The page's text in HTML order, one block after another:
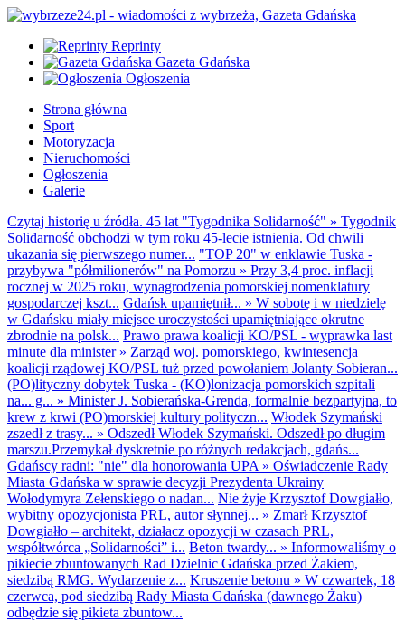
Reprinty
Gazeta Gdańska
Ogłoszenia
Strona główna
Sport
Motoryzacja
Nieruchomości
Ogłoszenia
Galerie
Czytaj historię u źródła. 45 lat "Tygodnika Solidarność" » Tygodnik
Solidarność obchodzi w tym roku 45-lecie istnienia. Od chwili
ukazania się pierwszego numer... "TOP 20" w enklawie Tuska -
przybywa "półmilionerów" na Pomorzu » Przy 3,4 proc. inflacji
rocznej w 2025 roku, wynagrodzenia pomorskiej nomenklatury
gospodarczej kszt... Gdańsk upamiętnił... » W sobotę i w niedzielę
w Gdańsku miały miejsce uroczystości upamiętniające okrutne
zbrodnie na polsk... Prawo prawa koalicji KO/PSL - wyprawka last
minute dla minister» Zarząd woj. pomorskiego, kwintesencja
koalicji rządowej KO/PSL tuż przed powołaniem Jolanty Sobieran...
(PO)lityczny dobytek Tuska - (KO)lonizacja pomorskich szpitali
na... g... » Minister J. Sobierańska-Grenda, formalnie bezpartyjna, to
krew z krwi (PO)morskiej kultury polityczn... Włodek Szymański
zszedł z trasy... » Odszedł Włodek Szymański. Odszedł po długim
marszu.Przemykał dyskretnie po różnych redakcjach, gdańs...
Gdańscy radni: "nie" dla honorowania UPA » Oświadczenie Rady
Miasta Gdańska w sprawie decyzji Prezydenta Ukrainy
Wołodymyra Zełenskiego o nadan... Nie żyje Krzysztof Dowgiałło,
wybitny opozycjonista PRL, autor słynnej... » Zmarł Krzysztof
Dowgiałło – architekt, działacz opozycji w czasach PRL,
współtwórca „Solidarności” i... Beton twardy... » Informowaliśmy o
pikiecie zbuntowanych Rad Dzielnic Gdańska przed Żakiem,
siedzibą RMG. Wydarzenie z... Kruszenie betonu » W czwartek, 18
czerwca, pod siedzibą Rady Miasta Gdańska (dawnego Żaku)
odbędzie się pikieta zbuntow...